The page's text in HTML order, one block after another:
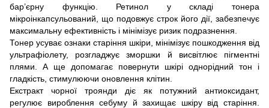
бар’єрну функцію. Ретинол у складі тонера
мікроінкапсульований, що подовжує строк його дії, забезпечує
максимальну ефективність і мінімізує ризик подразнення.
Тонер усуває ознаки старіння шкіри, мінімізує пошкодження від
ультрафіолету, розгладжує зморшки й висвітлює пігментні
плями. А ще допомагає повернути шкірі однорідний тон і
гладкість, стимулюючи оновлення клітин.
Екстракт чорної троянди діє як потужний антиоксидант,
регулює вироблення себуму й захищає шкіру від старіння.